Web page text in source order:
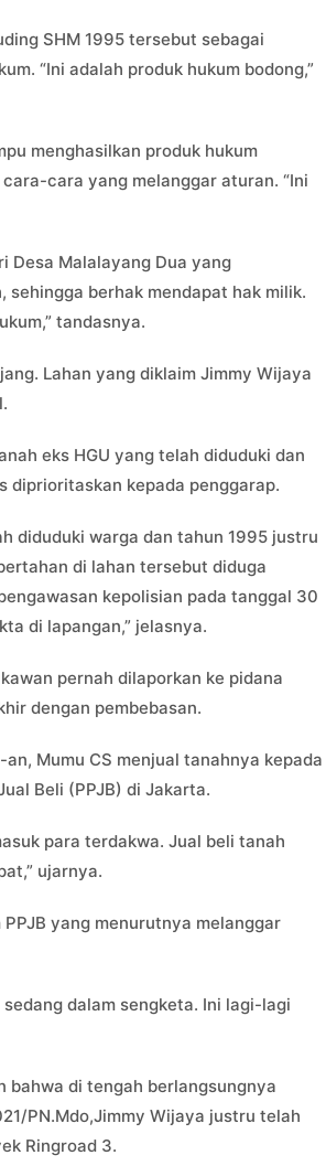
SHM 1995 tersebut sebagai
“Ini adalah produk hukum bodong,”
menghasilkan produk hukum
cara yang melanggar aturan. “Ini
Desa Malalayang Dua yang
sehingga berhak mendapat hak milik.
tandasnya.
Lahan yang diklaim Jimmy Wijaya
eks HGU yang telah diduduki dan
diprioritaskan kepada penggarap.
diduduki warga dan tahun 1995 justru
di lahan tersebut diduga
kepolisian pada tanggal 30
di lapangan,” jelasnya.
pernah dilaporkan ke pidana
dengan pembebasan.
Mumu CS menjual tanahnya kepada
Beli (PPJB) di Jakarta.
para terdakwa. Jual beli tanah
ujarnya.
yang menurutnya melanggar
dalam sengketa. Ini lagi-lagi
bahwa di tengah berlangsungnya
PN.Mdo,Jimmy Wijaya justru telah
Ringroad 3.